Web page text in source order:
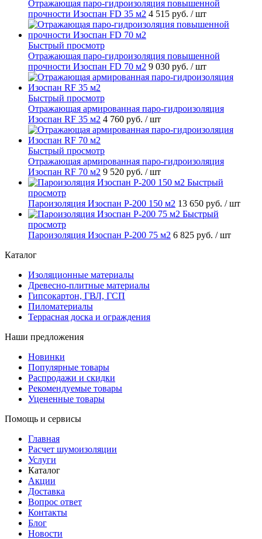
Отражающая паро-гидроизоляция повышенной
прочности Изоспан FD 35 м2 4 515 руб. / шт
Быстрый просмотр
Отражающая паро-гидроизоляция повышенной
прочности Изоспан FD 70 м2 9 030 руб. / шт
Быстрый просмотр
Отражающая армированная паро-гидроизоляция
Изоспан RF 35 м2 4 760 руб. / шт
Быстрый просмотр
Отражающая армированная паро-гидроизоляция
Изоспан RF 70 м2 9 520 руб. / шт
Быстрый
просмотр
Пароизоляция Изоспан P-200 150 м2 13 650 руб. / шт
Быстрый
просмотр
Пароизоляция Изоспан P-200 75 м2 6 825 руб. / шт
Каталог
Изоляционные материалы
Древесно-плитные материалы
Гипсокартон, ГВЛ, ГСП
Пиломатериалы
Террасная доска и ограждения
Наши предложения
Новинки
Популярные товары
Распродажи и скидки
Рекомендуемые товары
Уцененные товары
Помощь и сервисы
Главная
Расчет шумоизоляции
Услуги
Каталог
Акции
Доставка
Вопрос ответ
Контакты
Блог
Новости